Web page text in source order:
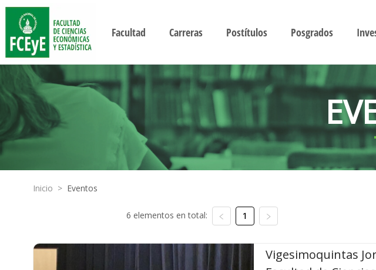
Facultad Carreras Postítulos Posgrados
Inicio > Eventos
6 elementos en total: 1
Vigesimoquintas